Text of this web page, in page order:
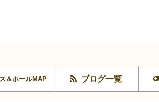
＆ホールMAP ブログ一覧